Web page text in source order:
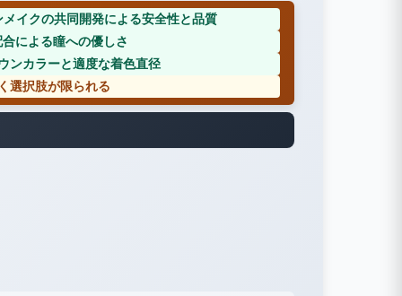
イクの共同開発による安全性と品質
による瞳への優しさ
ンカラーと適度な着色直径
選択肢が限られる